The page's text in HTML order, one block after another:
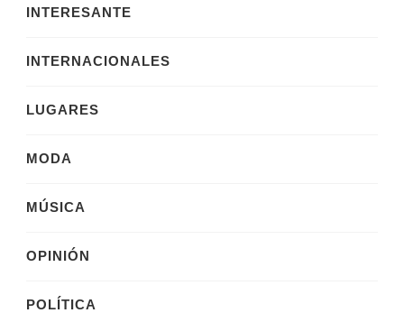
INTERESANTE
INTERNACIONALES
LUGARES
MODA
MÚSICA
OPINIÓN
POLÍTICA